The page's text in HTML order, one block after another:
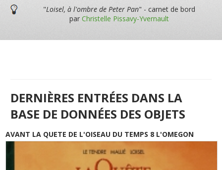
"Loisel, à l'ombre de Peter Pan" - carnet de bord
par Christelle Pissavy-Yvernault
DERNIÈRES ENTRÉES DANS LA
BASE DE DONNÉES DES OBJETS
AVANT LA QUETE DE L'OISEAU DU TEMPS 8 L'OMEGON